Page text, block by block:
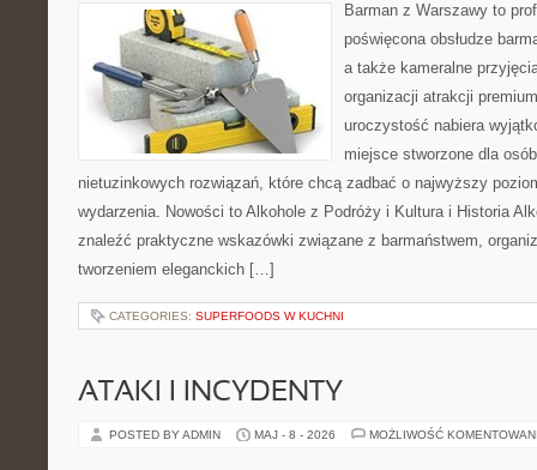
Barman z Warszawy to
poświęcona obsłudze
a także kameralne
organizacji atrakcji
uroczystość nabiera
miejsce stworzone dla
nietuzinkowych rozwiązań, które chcą zadbać o najwyższy
wydarzenia. Nowości to Alkohole z Podróży i Kultura i Historia
znaleźć praktyczne wskazówki związane z barmaństwem,
tworzeniem eleganckich […]
CATEGORIES: SUPERFOODS W KUCHNI
ATAKI I INCYDENTY
POSTED BY ADMIN MAJ - 8 - 2026 MOŻLIWOŚĆ